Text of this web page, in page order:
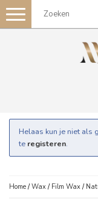
Toggle
navigation
Helaas kun je niet als
te registeren.
Home /Wax / Film Wax /